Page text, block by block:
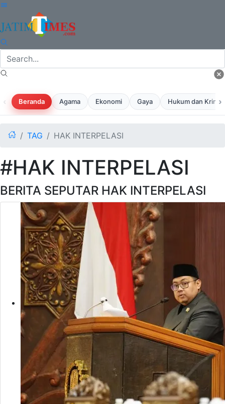
‹ Beranda Agama Ekonomi Gaya Hukum dan ›
TAG HAK INTERPELASI
#HAK INTERPELASI
BERITA SEPUTAR HAK INTERPELASI